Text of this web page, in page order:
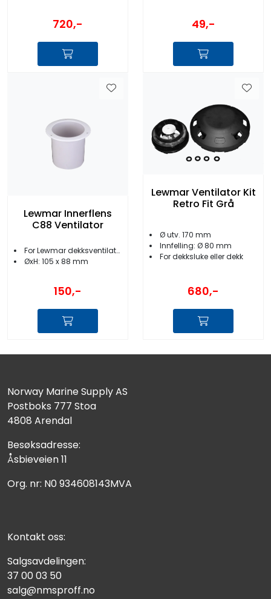
720,- 49,-
Lewmar Innerflens
C88 Ventilator
For Lewmar dekksventilator
ØxH: 105 x 88 mm
150,-
Lewmar Ventilator Kit
Retro Fit Grå
Ø utv. 170 mm
Innfelling: Ø 80 mm
For dekksluke eller dekk
680,-
Norway Marine Supply AS
Postboks 777 Stoa
4808 Arendal
Besøksadresse:
Åsbieveien 11
Org. nr: N0 934608143MVA
Kontakt oss:
Salgsavdelingen:
37 00 03 50
salg@nmsproff.no